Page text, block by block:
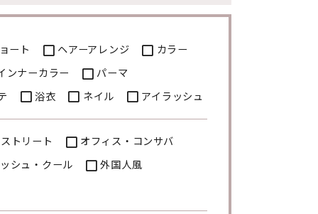
ート ヘアーアレンジ
カラー
ンナーカラー
パーマ
浴衣 ネイル アイラッシュ
トリート
オフィス・コンサバ
シュ・クール
外国人風